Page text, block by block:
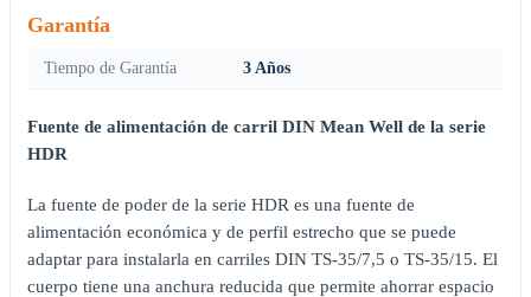
Garantía
Tiempo de Garantía 3 Años
Fuente de alimentación de carril DIN Mean Well de la serie
HDR
La fuente de poder de la serie HDR es una fuente de
alimentación económica y de perfil estrecho que se puede
adaptar para instalarla en carriles DIN TS-35/7,5 o TS-35/15. El
cuerpo tiene una anchura reducida que permite ahorrar espacio